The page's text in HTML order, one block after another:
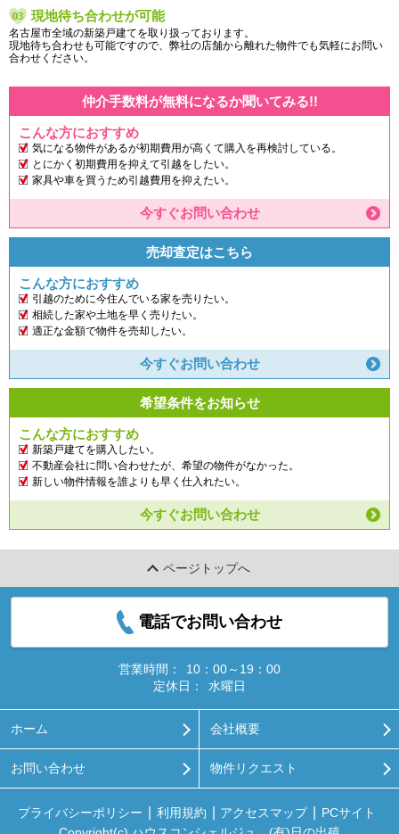
現地待ち合わせが可能
名古屋市全域の新築戸建てを取り扱っております。
現地待ち合わせも可能ですので、弊社の店舗から離れた物件でも気軽にお問い
合わせください。
仲介手数料が無料になるか聞いてみる!!
こんな方におすすめ
気になる物件があるが初期費用が高くて購入を再検討している。
とにかく初期費用を抑えて引越をしたい。
家具や車を買うため引越費用を抑えたい。
今すぐお問い合わせ
売却査定はこちら
こんな方におすすめ
引越のために今住んでいる家を売りたい。
相続した家や土地を早く売りたい。
適正な金額で物件を売却したい。
今すぐお問い合わせ
希望条件をお知らせ
こんな方におすすめ
新築戸建てを購入したい。
不動産会社に問い合わせたが、希望の物件がなかった。
新しい物件情報を誰よりも早く仕入れたい。
今すぐお問い合わせ
ページトップへ
電話でお問い合わせ
営業時間：
10：00～19：00
定休日：
水曜日
ホーム 会社概要
お問い合わせ 物件リクエスト
プライバシーポリシー 利用規約 アクセスマップ
PCサイト